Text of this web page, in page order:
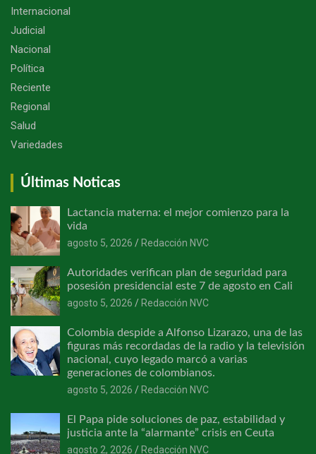
Internacional
Judicial
Nacional
Política
Reciente
Regional
Salud
Variedades
Últimas Noticas
Lactancia materna: el mejor comienzo para la
vida
agosto 5, 2026
Redacción NVC
Autoridades verifican plan de seguridad para
posesión presidencial este 7 de agosto en Cali
agosto 5, 2026
Redacción NVC
Colombia despide a Alfonso Lizarazo, una de las
figuras más recordadas de la radio y la televisión
nacional, cuyo legado marcó a varias
generaciones de colombianos.
agosto 5, 2026
Redacción NVC
El Papa pide soluciones de paz, estabilidad y
justicia ante la “alarmante” crisis en Ceuta
agosto 2, 2026
Redacción NVC